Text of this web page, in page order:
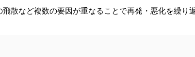
散など複数の要因が重なることで再発・悪化を繰り